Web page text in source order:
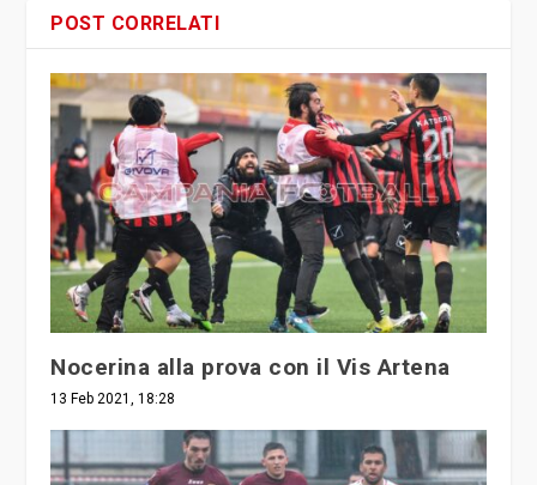
POST CORRELATI
Nocerina alla prova con il Vis Artena
13 Feb 2021, 18:28